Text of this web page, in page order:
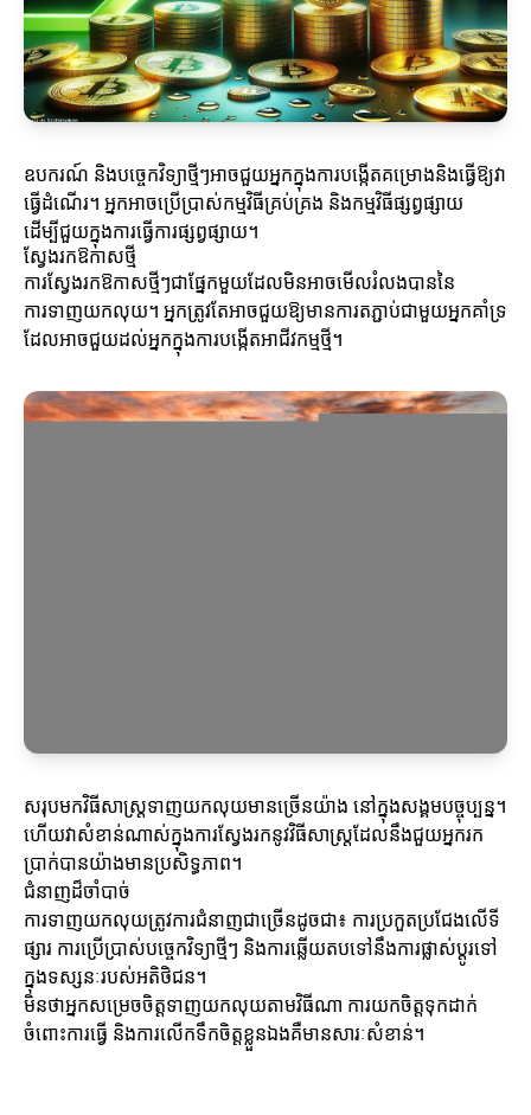
ឧបករណ៍ និងបច្ចេកវិទ្យាថ្មីៗអាចជួយអ្នកក្នុងការបង្កើតគម្រោងនិងធ្វើឱ្យវា
ធ្វើដំណើរ។ អ្នកអាចប្រើប្រាស់កម្មវិធីគ្រប់គ្រង និងកម្មវិធីផ្សព្វផ្សាយ
ដើម្បីជួយក្នុងការធ្វើការផ្សព្វផ្សាយ។
ស្វែងរកឱកាសថ្មី
ការស្វែងរកឱកាសថ្មីៗជាផ្នែកមួយដែលមិនអាចមើលរំលងបាននៃ
ការទាញយកលុយ។ អ្នកត្រូវតែអាចជួយឱ្យមានការតភ្ជាប់ជាមួយអ្នកគាំទ្រ
ដែលអាចជួយដល់អ្នកក្នុងការបង្កើតអាជីវកម្មថ្មី។
សរុបមកវិធីសាស្ត្រទាញយកលុយមានច្រើនយ៉ាង នៅក្នុងសង្គមបច្ចុប្បន្ន។
ហើយវាសំខាន់ណាស់ក្នុងការស្វែងរកនូវវិធីសាស្ត្រដែលនឹងជួយអ្នករក
ប្រាក់បានយ៉ាងមានប្រសិទ្ធភាព។
ជំនាញដ៏ចាំបាច់
ការទាញយកលុយត្រូវការជំនាញជាច្រើនដូចជា៖ ការប្រកួតប្រជែងលើទី
ផ្សារ ការប្រើប្រាស់បច្ចេកវិទ្យាថ្មីៗ និងការឆ្លើយតបទៅនឹងការផ្លាស់ប្តូរទៅ
ក្នុងទស្សនៈរបស់អតិថិជន។
មិនថាអ្នកសម្រេចចិត្តទាញយកលុយតាមវិធីណា ការយកចិត្តទុកដាក់
ចំពោះការធ្វើ និងការលើកទឹកចិត្តខ្លួនឯងគឺមានសារៈសំខាន់។